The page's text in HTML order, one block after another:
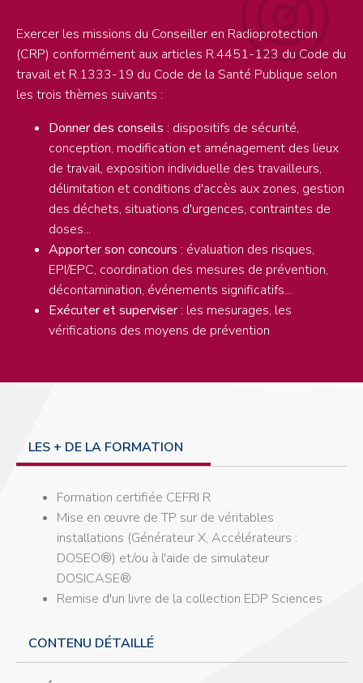
Exercer les missions du Conseiller en Radioprotection
(CRP) conformément aux articles R.4451-123 du Code du
travail et R.1333-19 du Code de la Santé Publique selon
les trois thèmes suivants :
Donner des conseils : dispositifs de sécurité,
conception, modification et aménagement des lieux
de travail, exposition individuelle des travailleurs,
délimitation et conditions d'accès aux zones, gestion
des déchets, situations d'urgences, contraintes de
doses...
Apporter son concours : évaluation des risques,
EPI/EPC, coordination des mesures de prévention,
décontamination, événements significatifs...
Exécuter et superviser: les mesurages, les
vérifications des moyens de prévention
LES + DE LA FORMATION
Formation certifiée CEFRI R
Mise en œuvre de TP sur de véritables
installations (Générateur X, Accélérateurs :
DOSEO®) et/ou à l'aide de simulateur
DOSICASE®
Remise d'un livre de la collection EDP Sciences
CONTENU DÉTAILLÉ